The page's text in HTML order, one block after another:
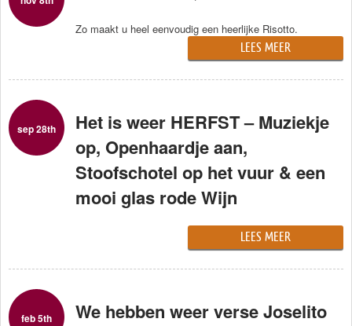
Zo maakt u heel eenvoudig een heerlijke Risotto.
LEES MEER
sep 28th
Het is weer HERFST – Muziekje
op, Openhaardje aan,
Stoofschotel op het vuur & een
mooi glas rode Wijn
LEES MEER
feb 5th
We hebben weer verse Joselito